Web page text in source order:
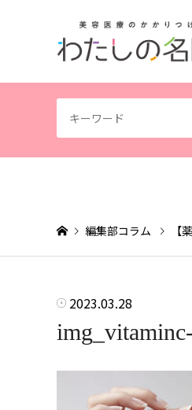
編集部コラム 【
2023.03.28